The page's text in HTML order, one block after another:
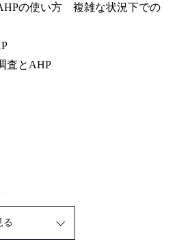
の使い方 複雑な状況下での
査とAHP
る